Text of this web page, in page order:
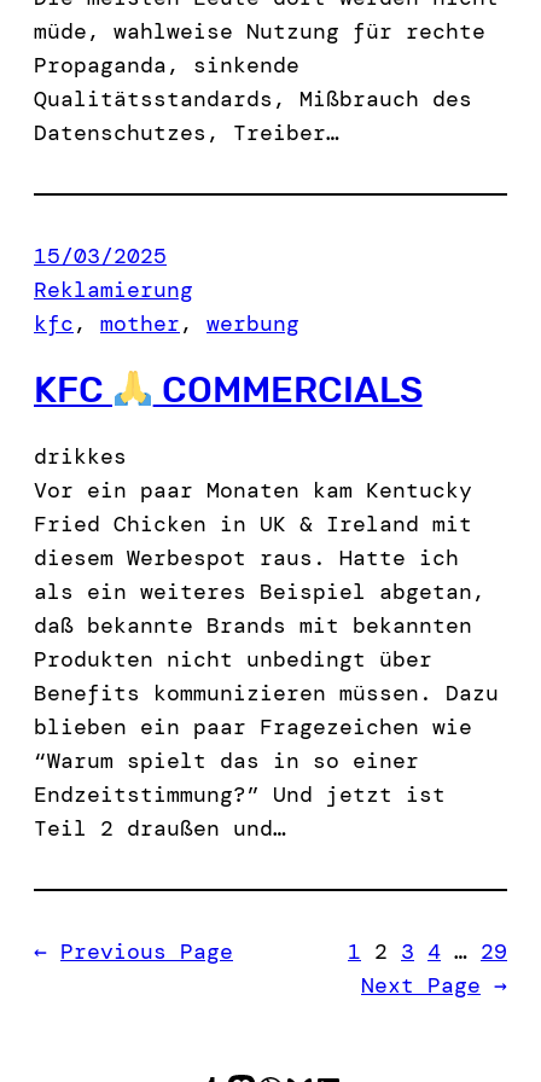
müde, wahlweise Nutzung für rechte
Propaganda, sinkende
Qualitätsstandards, Mißbrauch des
Datenschutzes, Treiber…
15/03/2025
Reklamierung
kfc, mother, werbung
KFC COMMERCIALS
drikkes
Vor ein paar Monaten kam Kentucky
Fried Chicken in UK & Ireland mit
diesem Werbespot raus. Hatte ich
als ein weiteres Beispiel abgetan,
daß bekannte Brands mit bekannten
Produkten nicht unbedingt über
Benefits kommunizieren müssen. Dazu
blieben ein paar Fragezeichen wie
“Warum spielt das in so einer
Endzeitstimmung?” Und jetzt ist
Teil 2 draußen und…
← Previous Page 1 2 3 4 … 29
Next Page →